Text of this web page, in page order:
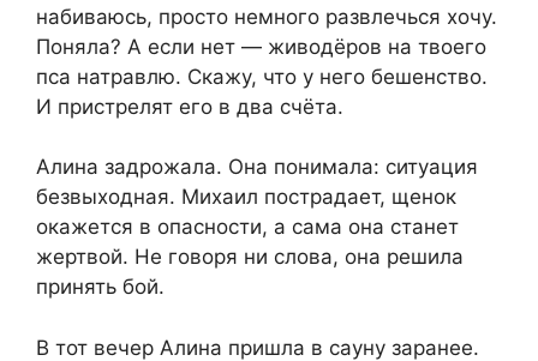
набиваюсь, просто немного развлечься хочу.
Поняла? А если нет — живодёров на твоего
пса натравлю. Скажу, что у него бешенство.
И пристрелят его в два счёта.
Алина задрожала. Она понимала: ситуация
безвыходная. Михаил пострадает, щенок
окажется в опасности, а сама она станет
жертвой. Не говоря ни слова, она решила
принять бой.
В тот вечер Алина пришла в сауну заранее.